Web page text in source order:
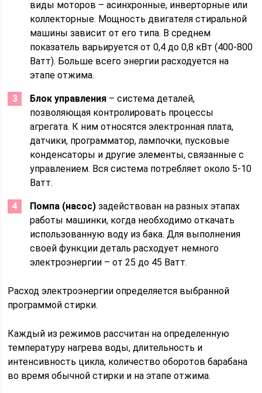
виды моторов – асинхронные, инверторные или
коллекторные. Мощность двигателя стиральной
машины зависит от его типа. В среднем
показатель варьируется от 0,4 до 0,8 кВт (400-800
Ватт). Больше всего энергии расходуется на
этапе отжима.
Блок управления – система деталей,
позволяющая контролировать процессы
агрегата. К ним относятся электронная плата,
датчики, программатор, лампочки, пусковые
конденсаторы и другие элементы, связанные с
управлением. Вся система потребляет около 5-10
Ватт.
Помпа (насос) задействован на разных этапах
работы машинки, когда необходимо откачать
использованную воду из бака. Для выполнения
своей функции деталь расходует немного
электроэнергии – от 25 до 45 Ватт.
Расход электроэнергии определяется выбранной
программой стирки.
Каждый из режимов рассчитан на определенную
температуру нагрева воды, длительность и
интенсивность цикла, количество оборотов барабана
во время обычной стирки и на этапе отжима.